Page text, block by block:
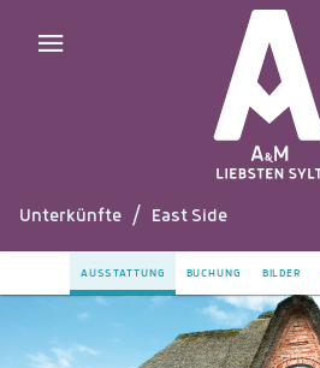
Unterkünfte / East Side
AUSSTATTUNG BUCHUNG BILDER